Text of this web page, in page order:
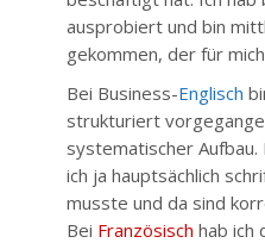
ausprobiert und bin
gekommen, der für
Bei Business-Englisch
strukturiert
systematischer Aufbau.
ich ja hauptsächlich
musste und da sind
Bei Französisch hab ich